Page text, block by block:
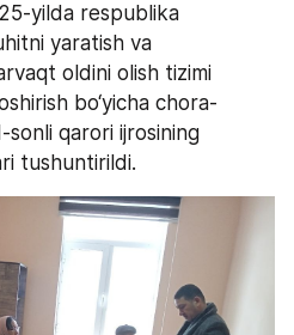
yilda respublika
yaratish va
oldini olish tizimi
bo‘yicha chora-
sonli qarori ijrosining
tushuntirildi.